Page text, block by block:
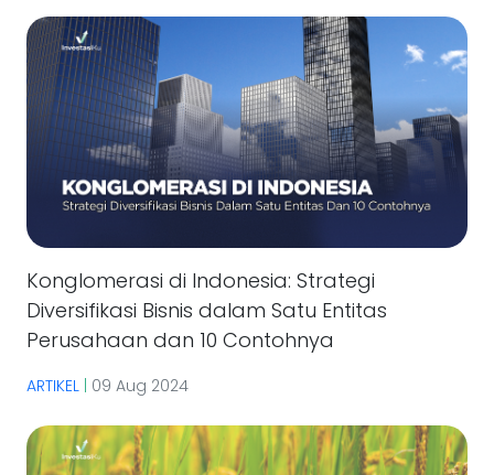
Konglomerasi di Indonesia: Strategi
Diversifikasi Bisnis dalam Satu Entitas
Perusahaan dan 10 Contohnya
ARTIKEL 09 Aug 2024